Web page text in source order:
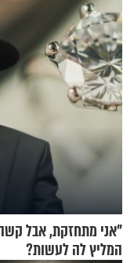
"אני מתחזקת, אבל
המליץ לה לעשות?